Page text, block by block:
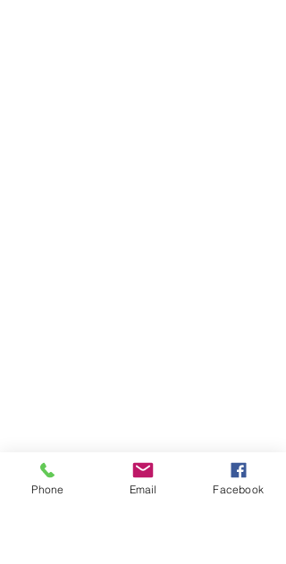
Phone Email Facebook